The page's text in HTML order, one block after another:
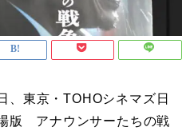
、東京・TOHOシネマズ日
版 アナウンサーたちの戦